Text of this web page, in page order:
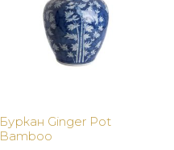
Буркан Ginger Pot
Bamboo